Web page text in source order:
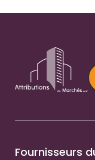
Fournisseurs